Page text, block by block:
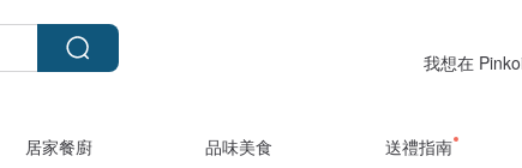
我想在
居家餐廚 品味美食 送禮指南